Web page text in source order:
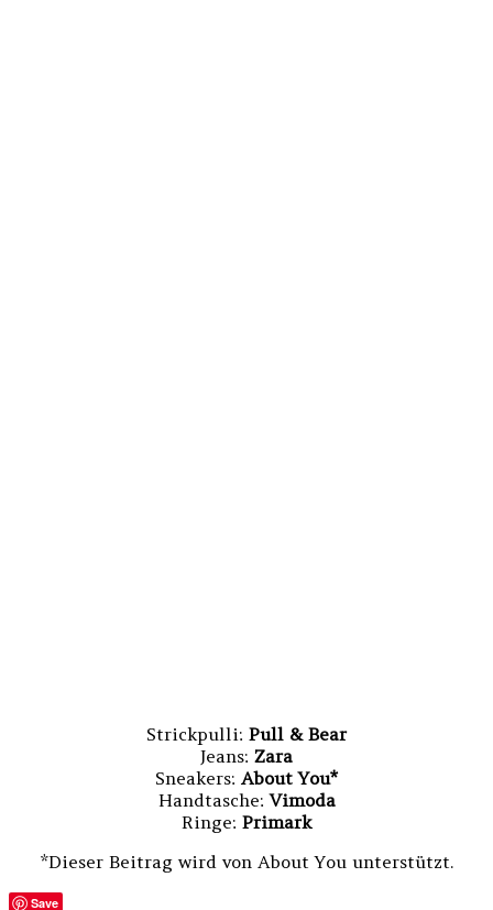
Strickpulli: Pull & Bear
Jeans: Zara
Sneakers: About You*
Handtasche:Vimoda
Ringe: Primark
*Dieser Beitrag wird von About You unterstützt.
Save